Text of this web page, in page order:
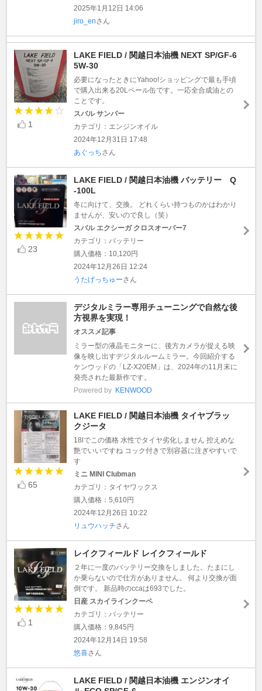
2025年1月12日 14:06
jiro_enさん
1
LAKE FIELD / 関越日本油機 NEXT SP/GF-6
5W-30
必要になったときにYahoo!ショッピングで最も手頃
で購入出来る20Lペール缶です。一応全合成油との
ことです。
スバル サンバー
カテゴリ：エンジンオイル
2024年12月31日 17:48
あぐっちさん
23
LAKE FIELD / 関越日本油機 バッテリー Q
-100L
冬に向けて、交換。 どれくらい持つものかはわかり
ませんが、安いので良し（笑）
スバル エクシーガ クロスオーバー7
カテゴリ：バッテリー
購入価格：10,120円
2024年12月26日 12:24
うたげっちゅーさん
デジタルミラー専用チューニングで自然な後
方視界を実現！
オススメ記事
ミラー型の液晶モニターに、後方カメラが捉える映
像を映し出すデジタルルームミラー。今回紹介する
ケンウッドの「LZ-X20EM」は、2024年の11月末に
発売された最新作です。
Powered by KENWOOD
65
LAKE FIELD / 関越日本油機 タイヤブラッ
クジータ
18lでこの価格 水性でタイヤ劣化しません 控えめな
艶でいいですね コック付きで別容器に注ぎやすいで
す
ミニ MINI Clubman
カテゴリ：タイヤワックス
購入価格：5,610円
2024年12月26日 10:22
リュウハッチさん
1
レイクフィールド レイクフィールド
２年に一度のバッテリー交換をしました。たまにし
か乗らないので仕方がありません。 何より交換が面
倒です。 新品時のccaは693でした。
日産 スカイラインクーペ
カテゴリ：バッテリー
購入価格：9,845円
2024年12月14日 19:58
悠喜さん
LAKE FIELD / 関越日本油機 エンジンオイ